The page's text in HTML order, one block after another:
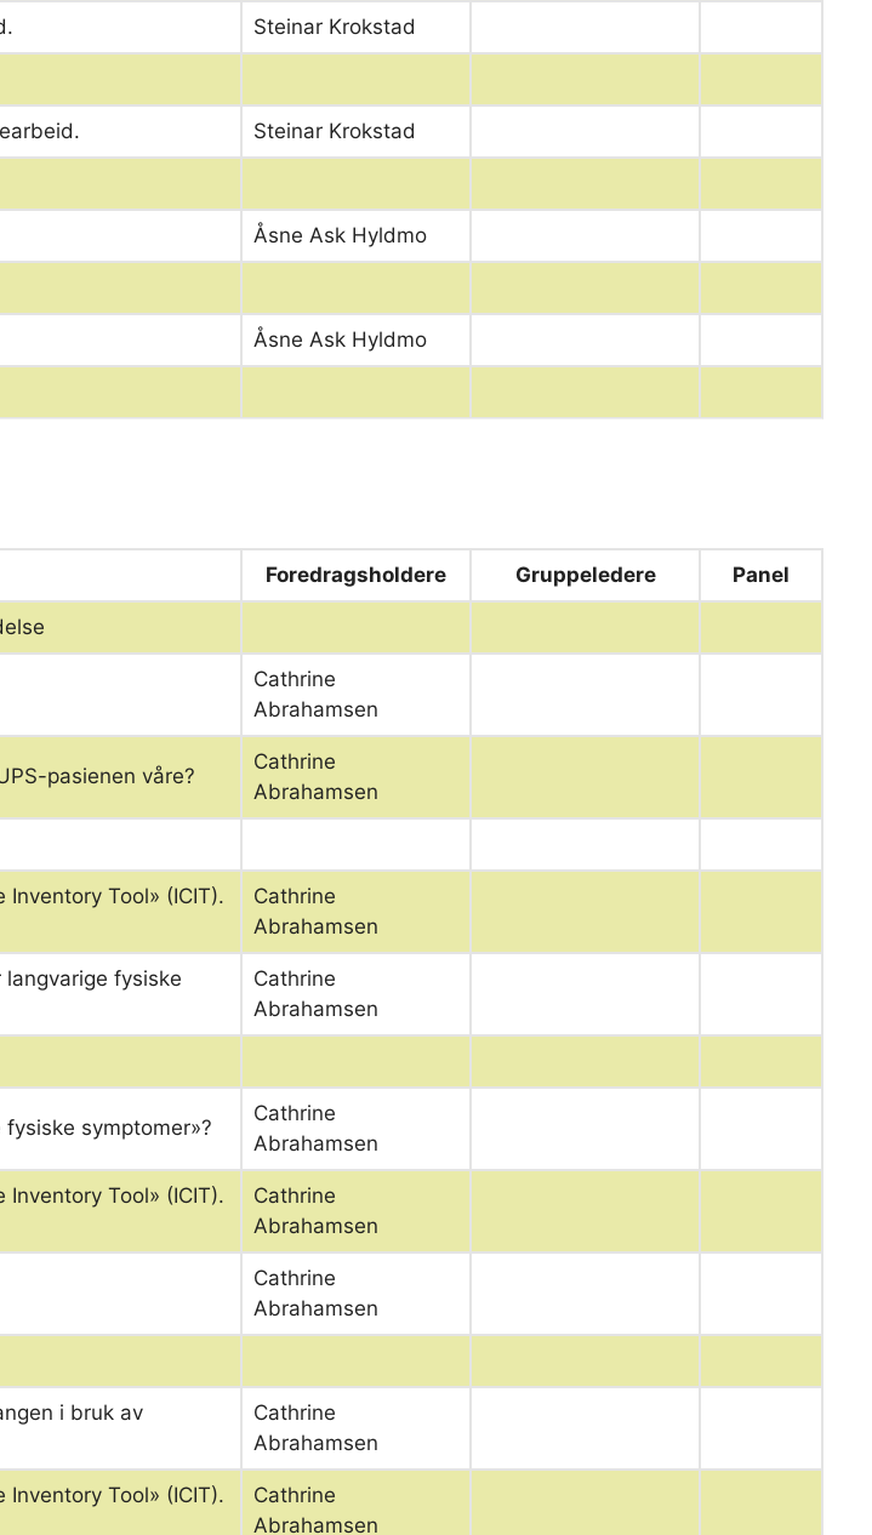
Steinar Krokstad
Steinar Krokstad
Åsne Ask Hyldmo
Åsne Ask Hyldmo
Foredragsholdere Gruppeledere Panel
Cathrine
Abrahamsen
pasienen våre?
Cathrine
Abrahamsen
Tool» (ICIT).
Cathrine
Abrahamsen
fysiske
Cathrine
Abrahamsen
symptomer»?
Cathrine
Abrahamsen
Tool» (ICIT).
Cathrine
Abrahamsen
Cathrine
Abrahamsen
i bruk av
Cathrine
Abrahamsen
Tool» (ICIT).
Cathrine
Abrahamsen